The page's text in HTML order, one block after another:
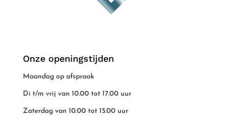
Onze openingstijden
Maandag op afspraak
Di t/m vrij van 10.00 tot 17.00 uur
Zaterdag van 10.00 tot 15.00 uur